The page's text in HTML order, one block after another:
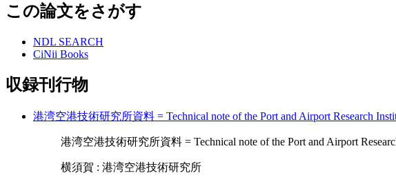
この論文をさがす
NDL SEARCH
CiNii Books
収録刊行物
港湾空港技術研究所資料 = Technical note of the Port and Airport Research
港湾空港技術研究所資料 = Technical note of the Port and Airport
横須賀 : 港湾空港技術研究所